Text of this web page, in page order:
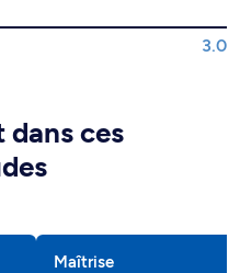
3.0
ces
Maîtrise